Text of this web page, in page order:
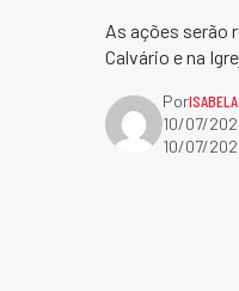
As ações serão
Calvário e na
Por
10/07/
10/07/